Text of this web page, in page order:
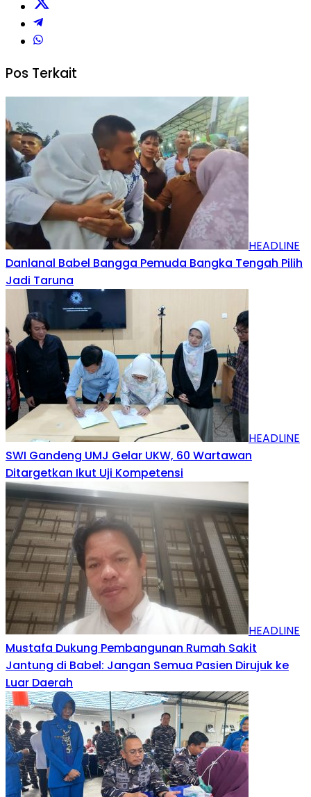
Pos Terkait
HEADLINE
Danlanal Babel Bangga Pemuda Bangka Tengah Pilih
Jadi Taruna
HEADLINE
SWI Gandeng UMJ Gelar UKW, 60 Wartawan
Ditargetkan Ikut Uji Kompetensi
HEADLINE
Mustafa Dukung Pembangunan Rumah Sakit
Jantung di Babel: Jangan Semua Pasien Dirujuk ke
Luar Daerah